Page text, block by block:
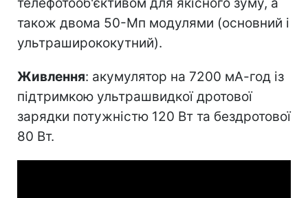
телефотооб'єктивом для якісного зуму, а
також двома 50-Мп модулями (основний і
ультраширококутний).
Живлення: акумулятор на 7200 мА-год із
підтримкою ультрашвидкої дротової
зарядки потужністю 120 Вт та бездротової
80 Вт.